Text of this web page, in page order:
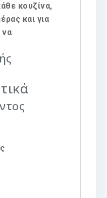
κουζίνα,
και για
να